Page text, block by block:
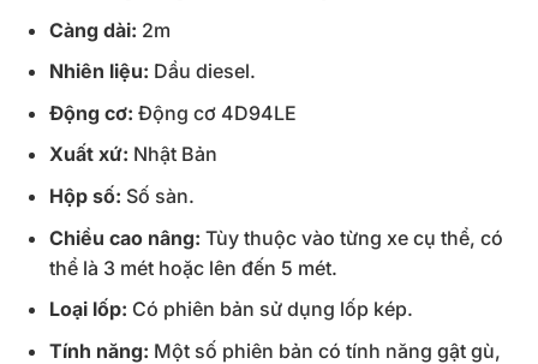
Càng dài: 2m
Nhiên liệu: Dầu diesel.
Động cơ: Động cơ 4D94LE
Xuất xứ: Nhật Bản
Hộp số: Số sàn.
Chiều cao nâng: Tùy thuộc vào từng xe cụ thể, có
thể là 3 mét hoặc lên đến 5 mét.
Loại lốp: Có phiên bản sử dụng lốp kép.
Tính năng: Một số phiên bản có tính năng gật gù,